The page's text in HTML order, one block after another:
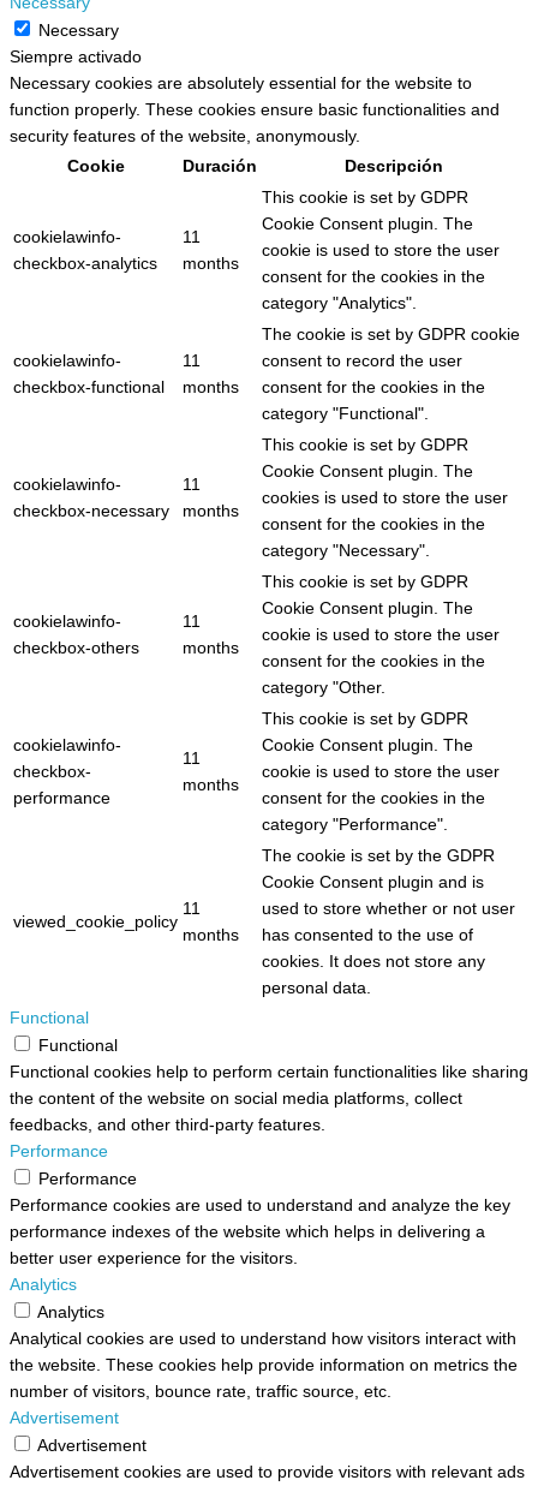
Necessary
Siempre activado
Necessary cookies are absolutely essential for the website to
function properly. These cookies ensure basic functionalities and
security features of the website, anonymously.
Cookie
Duración Descripción
cookielawinfo-
checkbox-analytics
11
months
This cookie is set by GDPR
Cookie Consent plugin. The
cookie is used to store the user
consent for the cookies in the
category "Analytics".
cookielawinfo-
checkbox-functional
11
months
The cookie is set by GDPR cookie
consent to record the user
consent for the cookies in the
category "Functional".
cookielawinfo-
checkbox-necessary
11
months
This cookie is set by GDPR
Cookie Consent plugin. The
cookies is used to store the user
consent for the cookies in the
category "Necessary".
cookielawinfo-
checkbox-others
11
months
This cookie is set by GDPR
Cookie Consent plugin. The
cookie is used to store the user
consent for the cookies in the
category "Other.
cookielawinfo-
checkbox-
performance
11
months
This cookie is set by GDPR
Cookie Consent plugin. The
cookie is used to store the user
consent for the cookies in the
category "Performance".
viewed_cookie_policy
11
months
The cookie is set by the GDPR
Cookie Consent plugin and is
used to store whether or not user
has consented to the use of
cookies. It does not store any
personal data.
Functional
Functional
Functional cookies help to perform certain functionalities like sharing
the content of the website on social media platforms, collect
feedbacks, and other third-party features.
Performance
Performance
Performance cookies are used to understand and analyze the key
performance indexes of the website which helps in delivering a
better user experience for the visitors.
Analytics
Analytics
Analytical cookies are used to understand how visitors interact with
the website. These cookies help provide information on metrics the
number of visitors, bounce rate, traffic source, etc.
Advertisement
Advertisement
Advertisement cookies are used to provide visitors with relevant ads